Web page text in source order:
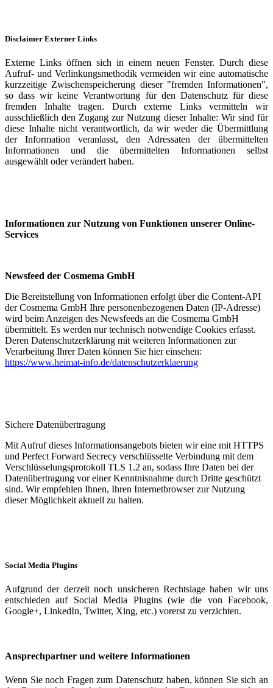
Disclaimer Externer Links
Externe Links öffnen sich in einem neuen Fenster. Durch diese
Aufruf- und Verlinkungsmethodik vermeiden wir eine automatische
kurzzeitige Zwischenspeicherung dieser "fremden Informationen",
so dass wir keine Verantwortung für den Datenschutz für diese
fremden Inhalte tragen. Durch externe Links vermitteln wir
ausschließlich den Zugang zur Nutzung dieser Inhalte: Wir sind für
diese Inhalte nicht verantwortlich, da wir weder die Übermittlung
der Information veranlasst, den Adressaten der übermittelten
Informationen und die übermittelten Informationen selbst
ausgewählt oder verändert haben.
Informationen zur Nutzung von Funktionen unserer Online-
Services
Newsfeed der Cosmema GmbH
Die Bereitstellung von Informationen erfolgt über die Content-API
der Cosmema GmbH Ihre personenbezogenen Daten (IP-Adresse)
wird beim Anzeigen des Newsfeeds an die Cosmema GmbH
übermittelt. Es werden nur technisch notwendige Cookies erfasst.
Deren Datenschutzerklärung mit weiteren Informationen zur
Verarbeitung Ihrer Daten können Sie hier einsehen:
https://www.heimat-info.de/datenschutzerklaerung
Sichere Datenübertragung
Mit Aufruf dieses Informationsangebots bieten wir eine mit HTTPS
und Perfect Forward Secrecy verschlüsselte Verbindung mit dem
Verschlüsselungsprotokoll TLS 1.2 an, sodass Ihre Daten bei der
Datenübertragung vor einer Kenntnisnahme durch Dritte geschützt
sind. Wir empfehlen Ihnen, Ihren Internetbrowser zur Nutzung
dieser Möglichkeit aktuell zu halten.
Social Media Plugins
Aufgrund der derzeit noch unsicheren Rechtslage haben wir uns
entschieden auf Social Media Plugins (wie die von Facebook,
Google+, LinkedIn, Twitter, Xing, etc.) vorerst zu verzichten.
Ansprechpartner und weitere Informationen
Wenn Sie noch Fragen zum Datenschutz haben, können Sie sich an